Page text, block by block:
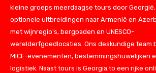
kleine groeps meerdaagse tours door
optionele uitbreidingen naar Armenië en
met wijnregio's, bergpaden en UNESCO-
werelderfgoedlocaties. Ons deskundige team
MICE-evenementen, bestemmingshuwelijken
logistiek. Naast tours is Georgia.to een rijke